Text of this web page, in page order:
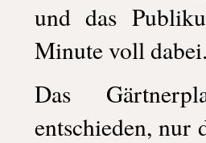
und das
Minute voll
Das
entschieden, nur